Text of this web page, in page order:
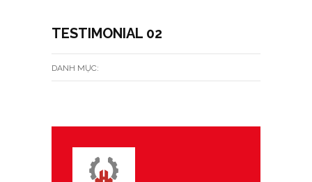
TESTIMONIAL 02
DANH MỤC: